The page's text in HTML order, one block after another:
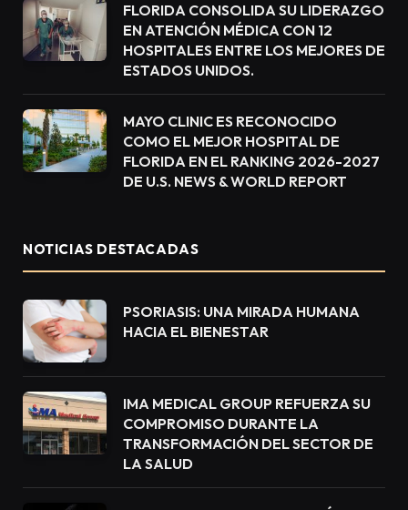
FLORIDA CONSOLIDA SU LIDERAZGO
EN ATENCIÓN MÉDICA CON 12
HOSPITALES ENTRE LOS MEJORES DE
ESTADOS UNIDOS.
MAYO CLINIC ES RECONOCIDO
COMO EL MEJOR HOSPITAL DE
FLORIDA EN EL RANKING 2026-2027
DE U.S. NEWS & WORLD REPORT
NOTICIAS DESTACADAS
PSORIASIS: UNA MIRADA HUMANA
HACIA EL BIENESTAR
IMA MEDICAL GROUP REFUERZA SU
COMPROMISO DURANTE LA
TRANSFORMACIÓN DEL SECTOR DE
LA SALUD